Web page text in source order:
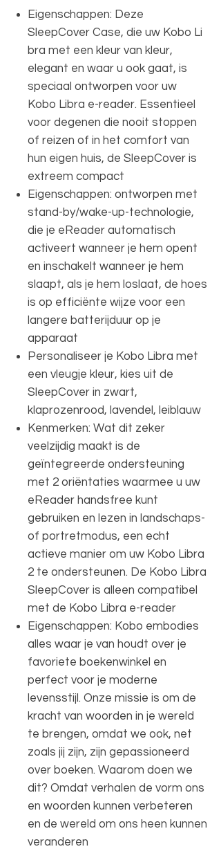
Eigenschappen: Deze
SleepCover Case, die uw Kobo Li
bra met een kleur van kleur,
elegant en waar u ook gaat, is
speciaal ontworpen voor uw
Kobo Libra e-reader. Essentieel
voor degenen die nooit stoppen
of reizen of in het comfort van
hun eigen huis, de SleepCover is
extreem compact
Eigenschappen: ontworpen met
stand-by/wake-up-technologie,
die je eReader automatisch
activeert wanneer je hem opent
en inschakelt wanneer je hem
slaapt, als je hem loslaat, de hoes
is op efficiënte wijze voor een
langere batterijduur op je
apparaat
Personaliseer je Kobo Libra met
een vleugje kleur, kies uit de
SleepCover in zwart,
klaprozenrood, lavendel, leiblauw
Kenmerken: Wat dit zeker
veelzijdig maakt is de
geïntegreerde ondersteuning
met 2 oriëntaties waarmee u uw
eReader handsfree kunt
gebruiken en lezen in landschaps-
of portretmodus, een echt
actieve manier om uw Kobo Libra
2 te ondersteunen. De Kobo Libra
SleepCover is alleen compatibel
met de Kobo Libra e-reader
Eigenschappen: Kobo embodies
alles waar je van houdt over je
favoriete boekenwinkel en
perfect voor je moderne
levensstijl. Onze missie is om de
kracht van woorden in je wereld
te brengen, omdat we ook, net
zoals jij zijn, zijn gepassioneerd
over boeken. Waarom doen we
dit? Omdat verhalen de vorm ons
en woorden kunnen verbeteren
en de wereld om ons heen kunnen
veranderen